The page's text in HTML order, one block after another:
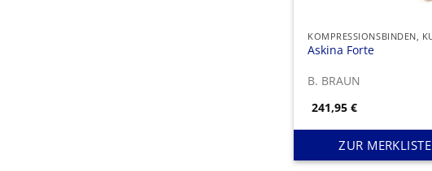
Askina Forte
B. BRAUN
241,95€
ZUR MERKLISTE